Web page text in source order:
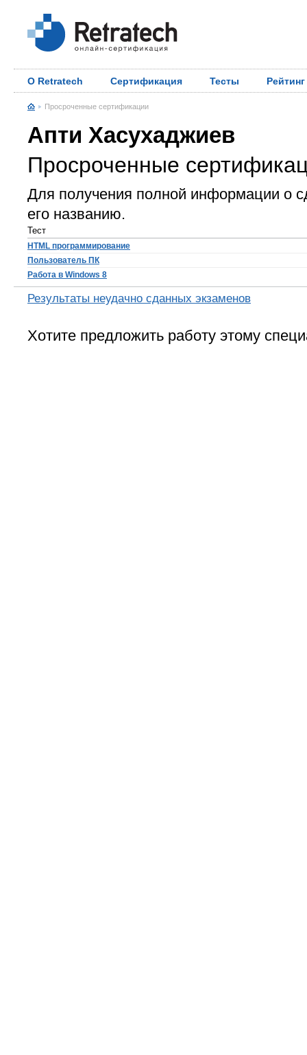
О Retratech Сертификация Тесты Рейтинг
Просроченные сертификации
Апти Хасухаджиев
Просроченные
Для получения полной информации о
его названию.
Тест
HTML программирование
Пользователь ПК
Работа в Windows 8
Результаты неудачно сданных экзаменов
Хотите предложить работу этому